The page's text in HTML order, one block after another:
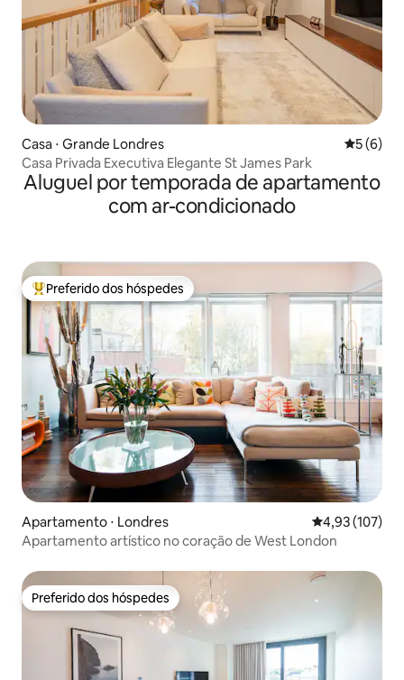
Casa ⋅ Grande Londres 5 de
5 (6)
Casa Privada Executiva Elegante St James Park
Aluguel por temporada de apartamento
com ar-condicionado
Entre os melhores preferidos dos hóspedes
Preferido dos hóspedes
Apartamento ⋅ Londres 4,93 de uma
4,93 (107)
Apartamento artístico no coração de West London
Preferido dos hóspedes
Preferido dos hóspedes